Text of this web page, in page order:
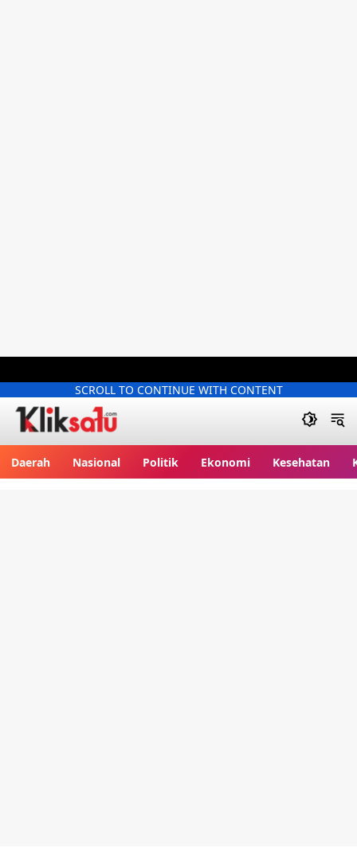
SCROLL TO CONTINUE WITH CONTENT
Daerah Nasional Politik Ekonomi Kesehatan